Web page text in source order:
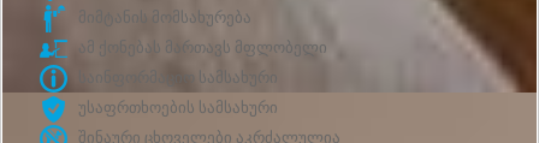
მიმტანის მომსახურება
ამ ქონებას მართავს მფლობელი
საინფორმაციო სამსახური
უსაფრთხოების სამსახური
შინაური ცხოველები აკრძალულია